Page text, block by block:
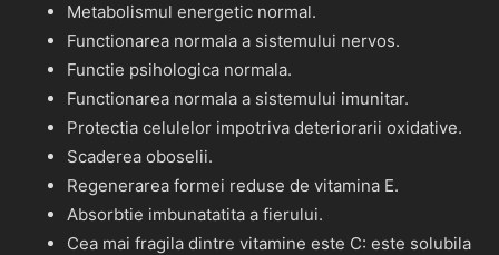
Metabolismul energetic normal.
Functionarea normala a sistemului nervos.
Functie psihologica normala.
Functionarea normala a sistemului imunitar.
Protectia celulelor impotriva deteriorarii oxidative.
Scaderea oboselii.
Regenerarea formei reduse de vitamina E.
Absorbtie imbunatatita a fierului.
Cea mai fragila dintre vitamine este C: este solubila